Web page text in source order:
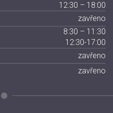
12:30 – 18:00
zavřeno
8:30 – 11:30
12:30-17:00
zavřeno
zavřeno